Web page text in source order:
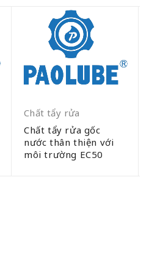
Chất tẩy rửa
Chất tẩy rửa gốc
nước thân thiện với
môi trường EC50